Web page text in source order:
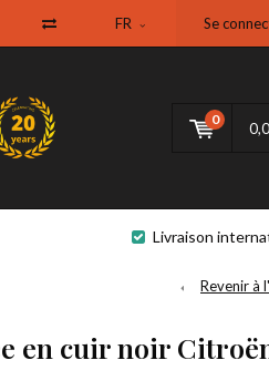
FR Se
0
Livraison
Revenir à
en cuir noir